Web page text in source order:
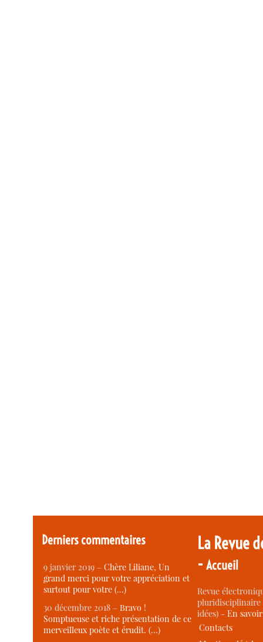
Derniers commentaires
9 janvier 2019 –Chère Liliane, Un
grand merci pour votre appréciation et
surtout pour votre (…)
30 décembre 2018 –Bravo !
Somptueuse et riche présentation de ce
merveilleux poète et érudit. (…)
La Revue
-Accueil
Revue
idées) -En
Contacts